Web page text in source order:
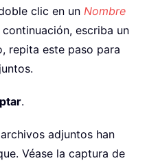
clic en un Nombre
escriba un
repita este paso para
.
adjuntos han
Véase la captura de